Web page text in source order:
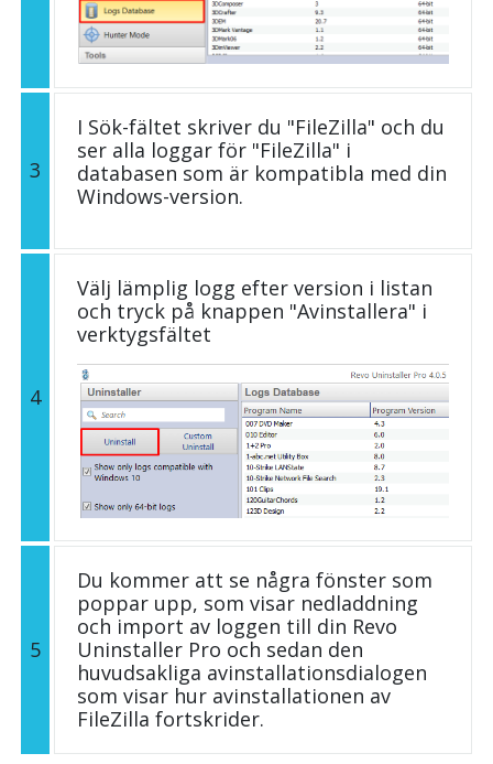
3
I Sök-fältet skriver du "FileZilla" och du
ser alla loggar för "FileZilla" i
databasen som är kompatibla med din
Windows-version.
4
Välj lämplig logg efter version i listan
och tryck på knappen "Avinstallera" i
verktygsfältet
5
Du kommer att se några fönster som
poppar upp, som visar nedladdning
och import av loggen till din Revo
Uninstaller Pro och sedan den
huvudsakliga avinstallationsdialogen
som visar hur avinstallationen av
FileZilla fortskrider.